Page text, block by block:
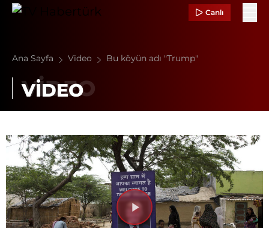
Canlı
Ana Sayfa Video Bu köyün adı "Trump"
VİDEO
Videoyu